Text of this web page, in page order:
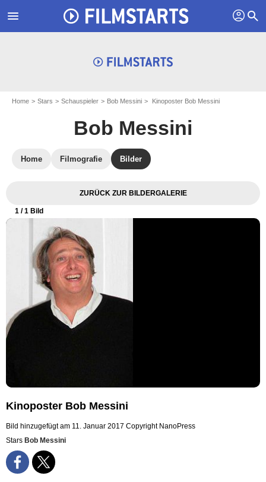
menu profil search
Home Stars Schauspieler Bob Messini Kinoposter Bob Messini
Bob Messini
Home Filmografie Bilder
ZURÜCK ZUR BILDERGALERIE
1 / 1 Bild
Kinoposter Bob Messini
Bild hinzugefügt am 11. Januar 2017 Copyright NanoPress
Stars Bob Messini